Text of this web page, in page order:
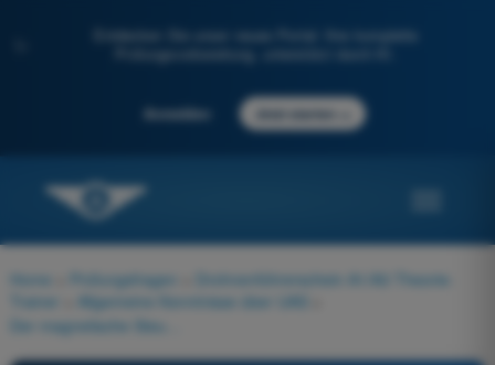
Entdecken Sie unser neues Portal: Ihre komplette
Prüfungsvorbereitung, unterstützt durch KI.
Anmelden Jetzt starten
Home Prüfungsfragen
Drohnenführerschein A1/A3 Theorie-
Trainer
Allgemeine Kenntnisse über UAS